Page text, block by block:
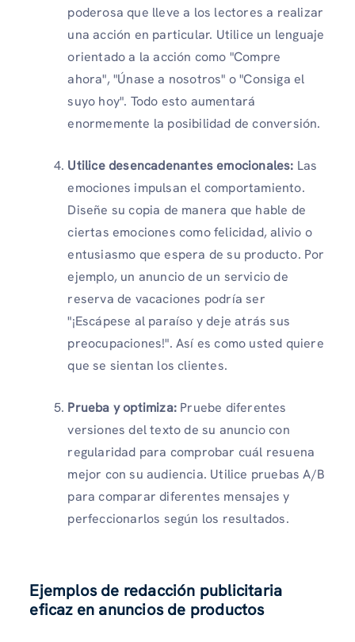
poderosa que lleve a los lectores a realizar
una acción en particular. Utilice un lenguaje
orientado a la acción como "Compre
ahora", "Únase a nosotros" o "Consiga el
suyo hoy". Todo esto aumentará
enormemente la posibilidad de conversión.
Utilice desencadenantes emocionales: Las
emociones impulsan el comportamiento.
Diseñe su copia de manera que hable de
ciertas emociones como felicidad, alivio o
entusiasmo que espera de su producto. Por
ejemplo, un anuncio de un servicio de
reserva de vacaciones podría ser
"¡Escápese al paraíso y deje atrás sus
preocupaciones!". Así es como usted quiere
que se sientan los clientes.
Prueba y optimiza: Pruebe diferentes
versiones del texto de su anuncio con
regularidad para comprobar cuál resuena
mejor con su audiencia. Utilice pruebas A/B
para comparar diferentes mensajes y
perfeccionarlos según los resultados.
Ejemplos de redacción publicitaria
eficaz en anuncios de productos